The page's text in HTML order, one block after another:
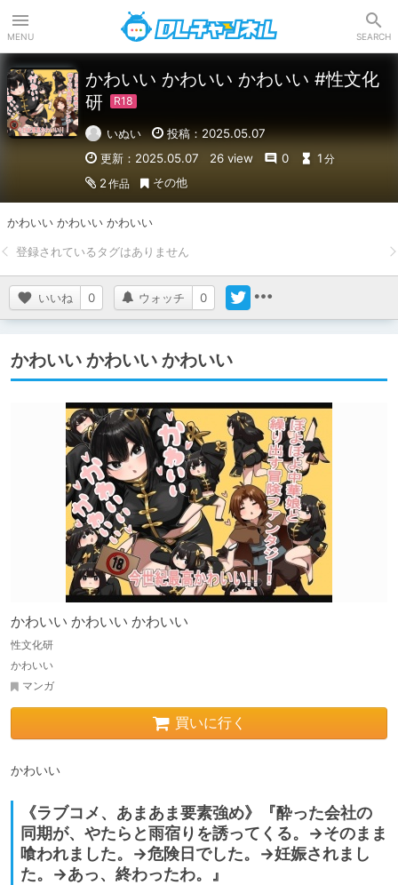
MENU SEARCH
かわいい かわいい かわいい #性文化
研
いぬい
投稿：2025.05.07
更新：2025.05.07
26 view 0 1 分
2 作品 その他
かわいい かわいい かわいい
いいね 0 ウォッチ 0
かわいい かわいい かわいい
かわいい かわいい かわいい
性文化研
かわいい
マンガ
買いに行く
かわいい
《ラブコメ、あまあま要素強め》『酔った会社の
同期が、やたらと雨宿りを誘ってくる。→そのまま
喰われました。→危険日でした。→妊娠されまし
た。→あっ、終わったわ。』